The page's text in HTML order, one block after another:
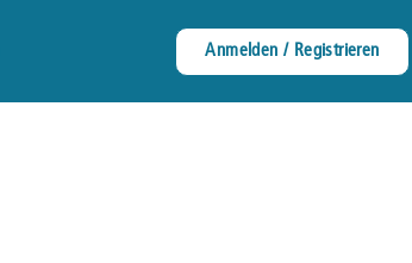
Anmelden / Registrieren